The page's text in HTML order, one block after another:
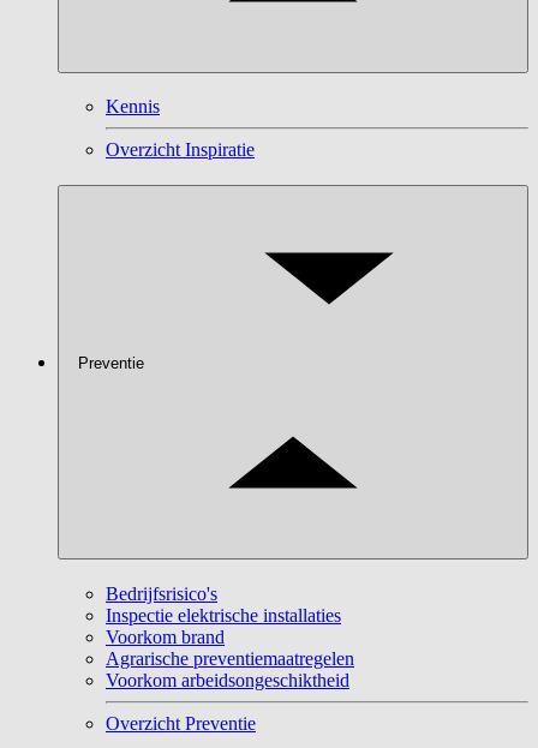
Kennis
Overzicht Inspiratie
Preventie
Bedrijfsrisico's
Inspectie elektrische installaties
Voorkom brand
Agrarische preventiemaatregelen
Voorkom arbeidsongeschiktheid
Overzicht Preventie